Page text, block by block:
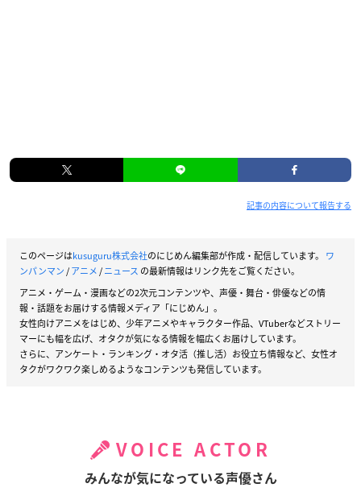
記事の内容について報告する
このページはkusuguru株式会社のにじめん編集部が作成・配信しています。 ワ
ンパンマン/アニメ/ニュース の最新情報はリンク先をご覧ください。
アニメ・ゲーム・漫画などの2次元コンテンツや、声優・舞台・俳優などの情
報・話題をお届けする情報メディア「にじめん」。
女性向けアニメをはじめ、少年アニメやキャラクター作品、VTuberなどストリー
マーにも幅を広げ、オタクが気になる情報を幅広くお届けしています。
さらに、アンケート・ランキング・オタ活（推し活）お役立ち情報など、女性オ
タクがワクワク楽しめるようなコンテンツも発信しています。
VOICE ACTOR
みんなが気になっている声優さん